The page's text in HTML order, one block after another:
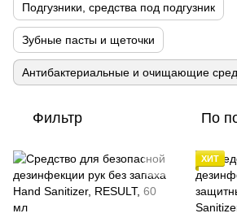
Подгузники, средства под подгузник
Зубные пасты и щеточки
Антибактериальные и очищающие
Фильтр По
ХИТ